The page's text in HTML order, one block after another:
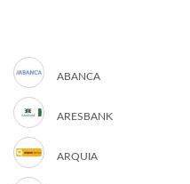
ABANCA
ARESBANK
ARQUIA